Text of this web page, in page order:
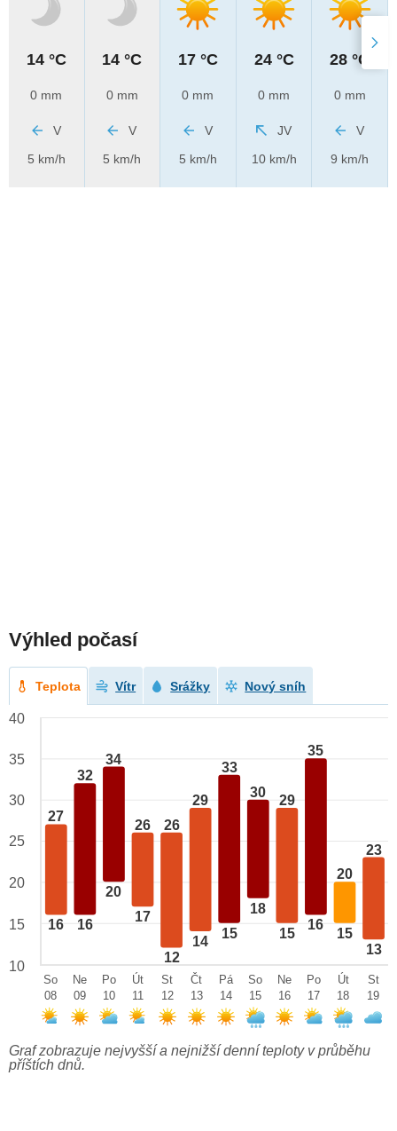
14 °C
0 mm
V
5 km/h
14 °C
0 mm
V
5 km/h
17 °C
0 mm
V
5 km/h
24 °C
0 mm
JV
10 km/h
28 °C
0 mm
V
9 km/h
Výhled počasí
Teplota Vítr Srážky Nový sníh
27
16
32
16
34
20
26
17
26
12
29
14
33
15
30
18
29
15
35
16
20
15
23
13
40
35
30
25
20
15
10
So
08
Ne
09
Po
10
Út
11
St
12
Čt
13
Pá
14
So
15
Ne
16
Po
17
Út
18
St
19
Graf zobrazuje nejvyšší a nejnižší denní teploty v průběhu
příštích dnů.